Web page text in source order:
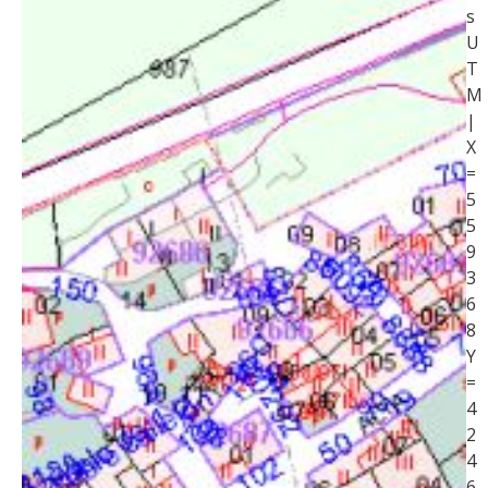
s
U
T
M
|
X
=
5
5
9
3
6
8
Y
=
4
2
4